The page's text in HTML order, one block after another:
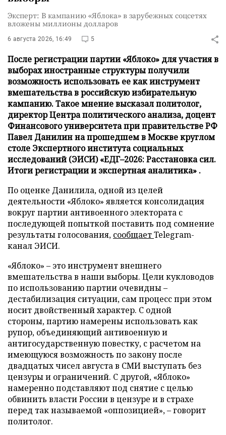
Эксперт: В кампанию «Яблока» в зарубежных соцсетях
вложены миллионы долларов
6 августа 2026, 16:49 5
После регистрации партии «Яблоко» для участия в
выборах иностранные структуры получили
возможность использовать ее как инструмент
вмешательства в российскую избирательную
кампанию. Такое мнение высказал политолог,
директор Центра политического анализа, доцент
Финансового университета при правительстве РФ
Павел Данилин на прошедшем в Москве круглом
столе Экспертного института социальных
исследований (ЭИСИ) «ЕДГ–2026: Расстановка сил.
Итоги регистрации и экспертная аналитика» .
По оценке Данилила, одной из целей
деятельности «Яблоко» является консолидация
вокруг партии антивоенного электората с
последующей попыткой поставить под сомнение
результаты голосования, сообщаетTelegram-
канал ЭИСИ.
«Яблоко» – это инструмент внешнего
вмешательства в наши выборы. Цели кукловодов
по использованию партии очевидны –
дестабилизация ситуации, сам процесс при этом
носит двойственный характер. С одной
стороны, партию намерены использовать как
рупор, объединяющий антивоенную и
антигосударственную повестку, с расчетом на
имеющуюся возможность по закону после
двадцатых чисел августа в СМИ выступать без
цензуры и ограничений. С другой, «Яблоко»
намеренно подставляют под снятие с целью
обвинить власти России в цензуре и в страхе
перед так называемой «оппозицией», – говорит
политолог.